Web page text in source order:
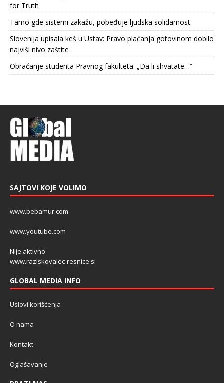
for Truth
Tamo gde sistemi zakažu, pobeđuje ljudska solidarnost
Slovenija upisala keš u Ustav: Pravo plaćanja gotovinom dobilo
najviši nivo zaštite
Obraćanje studenta Pravnog fakulteta: „Da li shvatate…“
SAJTOVI KOJE VOLIMO
www.bebamur.com
www.youtube.com
Nije aktivno:
www.raziskovalec-resnice.si
GLOBAL MEDIA INFO
Uslovi korišćenja
O nama
Kontakt
Oglašavanje